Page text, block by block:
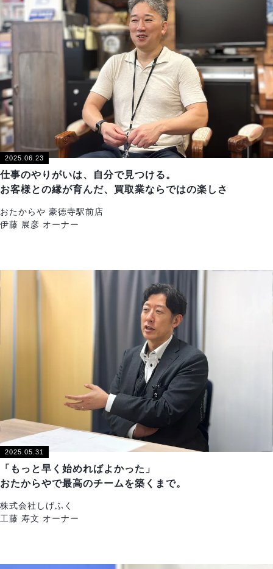
2025.06.23
仕事のやりがいは、自分で見つける。
お客様との縁が育んだ、買取業ならではの楽しさ
おたからや 豪徳寺駅前店
伊藤 展彦 オーナー
2025.05.31
「もっと早く始めればよかった」
おたからやで最高のチームを築くまで。
株式会社しげふく
工藤 寿文 オーナー